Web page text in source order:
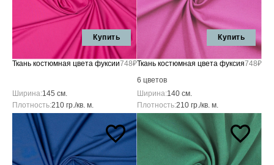
Купить
Ткань костюмная цвета фуксии748₽
Ширина:145 см.
Плотность:210 гр./кв. м.
Купить
Ткань костюмная цвета фуксия
6 цветов
748₽
Ширина:140 см.
Плотность:210 гр./кв. м.